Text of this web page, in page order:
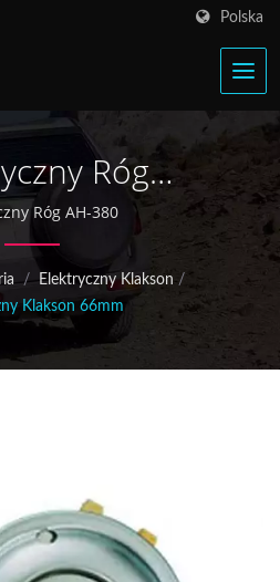
Polska
Róg
Róg AH-380
/ Elektryczny Klakson /
Klakson 66mm